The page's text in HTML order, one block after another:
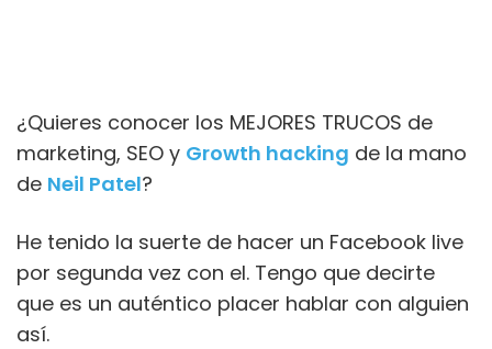
¿Quieres conocer los MEJORES TRUCOS de
marketing, SEO y Growth hacking de la mano
de Neil Patel?
He tenido la suerte de hacer un Facebook live
por segunda vez con el. Tengo que decirte
que es un auténtico placer hablar con alguien
así.